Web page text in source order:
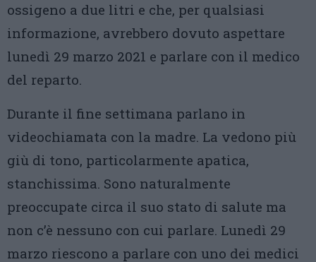
ossigeno a due litri e che, per qualsiasi
informazione, avrebbero dovuto aspettare
lunedì 29 marzo 2021 e parlare con il medico
del reparto.
Durante il fine settimana parlano in
videochiamata con la madre. La vedono più
giù di tono, particolarmente apatica,
stanchissima. Sono naturalmente
preoccupate circa il suo stato di salute ma
non c’è nessuno con cui parlare. Lunedì 29
marzo riescono a parlare con uno dei medici